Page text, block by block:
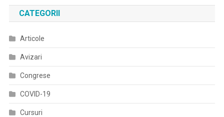
Cu
CATEGORII
Articole
Avizari
Congrese
COVID-19
Cursuri